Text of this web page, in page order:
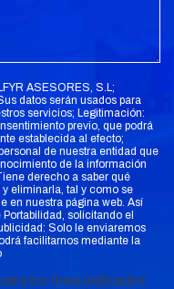
ASESORES, S.L;
datos serán usados para
servicios; Legitimación:
previo, que podrá
establecida al efecto;
de nuestra entidad que
de la información
derecho a saber qué
eliminarla, tal y como se
en nuestra página web. Así
solicitando el
Solo le enviaremos
facilitarnos mediante la
los fines indicados